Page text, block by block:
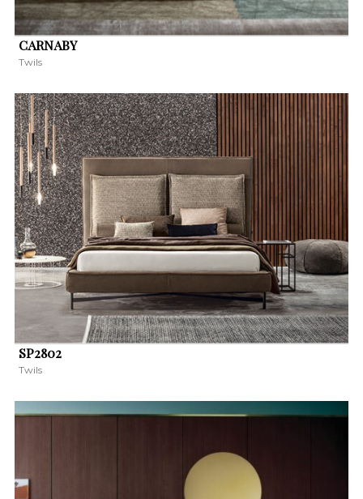
CARNABY
Twils
SP2802
Twils
KERESÉS